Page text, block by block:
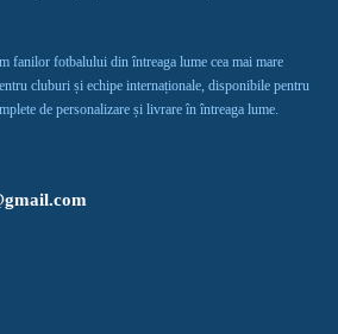
fanilor fotbalului din întreaga lume cea mai mare
cluburi și echipe internaționale, disponibile pentru
de personalizare și livrare în întreaga lume.